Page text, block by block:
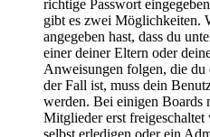
richtige Passwort
gibt es zwei Möglichkeiten.
angegeben hast, dass du
einer deiner Eltern oder
Anweisungen folgen, die du
der Fall ist, muss dein
werden. Bei einigen Boards
Mitglieder erst freigeschaltet
selbst erledigen oder ein